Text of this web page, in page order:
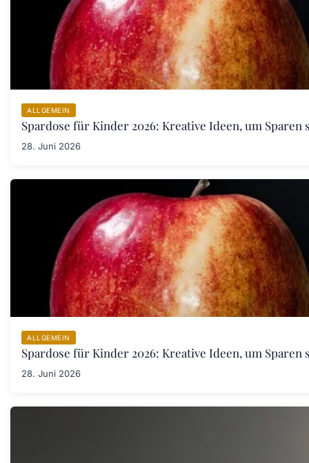
ALLGEMEIN
Spardose für Kinder 2026: Kreative Ideen, um
28. Juni 2026
ALLGEMEIN
Spardose für Kinder 2026: Kreative Ideen, um
28. Juni 2026